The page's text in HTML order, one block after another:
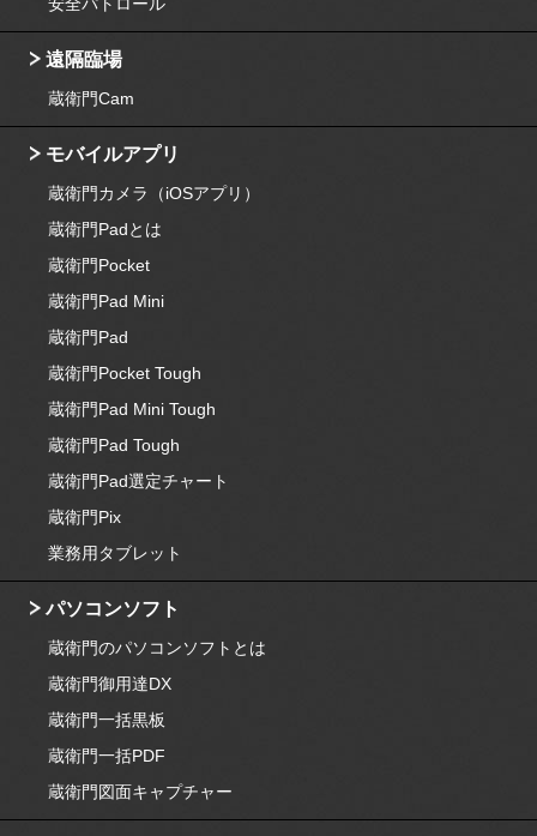
安全パトロール
遠隔臨場
蔵衛門Cam
モバイルアプリ
蔵衛門カメラ（iOSアプリ）
蔵衛門Padとは
蔵衛門Pocket
蔵衛門Pad Mini
蔵衛門Pad
蔵衛門Pocket Tough
蔵衛門Pad Mini Tough
蔵衛門Pad Tough
蔵衛門Pad選定チャート
蔵衛門Pix
業務用タブレット
パソコンソフト
蔵衛門のパソコンソフトとは
蔵衛門御用達DX
蔵衛門一括黒板
蔵衛門一括PDF
蔵衛門図面キャプチャー